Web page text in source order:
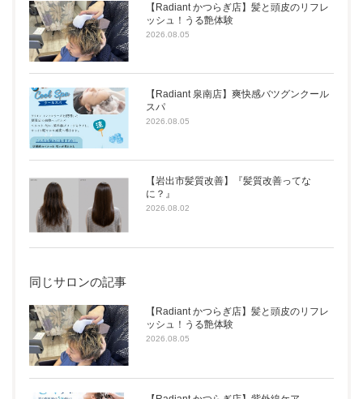
【Radiant かつらぎ店】髪と頭皮のリフレ
ッシュ！うる艶体験
2026.08.05
【Radiant 泉南店】爽快感バツグンクール
スパ
2026.08.05
【岩出市髪質改善】『髪質改善ってな
に？』
2026.08.02
同じサロンの記事
【Radiant かつらぎ店】髪と頭皮のリフレ
ッシュ！うる艶体験
2026.08.05